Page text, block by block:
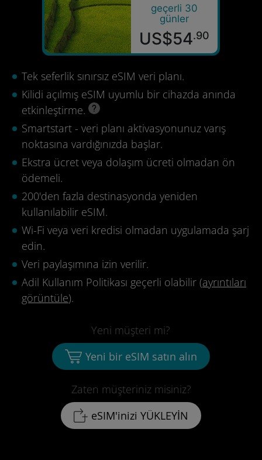
geçerli 30
günler
US$54.90
Tek seferlik sınırsız eSIM veri planı.
Kilidi açılmış eSIM uyumlu bir cihazda anında
etkinleştirme.
Smartstart - veri planı aktivasyonunuz varış
noktasına vardığınızda başlar.
Ekstra ücret veya dolaşım ücreti olmadan ön
ödemeli.
200'den fazla destinasyonda yeniden
kullanılabilir eSIM.
Wi-Fi veya veri kredisi olmadan uygulamada şarj
edin.
Veri paylaşımına izin verilir.
Adil Kullanım Politikası geçerli olabilir (ayrıntıları
görüntüle).
Zaten müşteriniz misiniz?
eSIM'inizi YÜKLEYİN
Yeni müşteri mi?
Yeni bir eSIM satın alın